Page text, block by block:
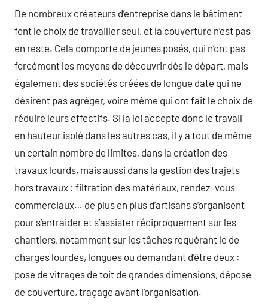
De nombreux créateurs d’entreprise dans le bâtiment
font le choix de travailler seul, et la couverture n’est pas
en reste. Cela comporte de jeunes posés, qui n’ont pas
forcément les moyens de découvrir dès le départ, mais
également des sociétés créées de longue date qui ne
désirent pas agréger, voire même qui ont fait le choix de
réduire leurs effectifs. Si la loi accepte donc le travail
en hauteur isolé dans les autres cas, il y a tout de même
un certain nombre de limites, dans la création des
travaux lourds, mais aussi dans la gestion des trajets
hors travaux : filtration des matériaux, rendez-vous
commerciaux… de plus en plus d’artisans s’organisent
pour s’entraider et s’assister réciproquement sur les
chantiers, notamment sur les tâches requérant le de
charges lourdes, longues ou demandant d’être deux :
pose de vitrages de toit de grandes dimensions, dépose
de couverture, traçage avant l’organisation.